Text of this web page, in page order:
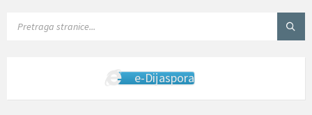
e-Dijaspora